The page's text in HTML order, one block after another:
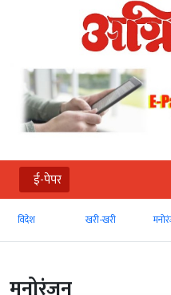
ई-पेपर
खरी-खरी मनोरंजन खेल